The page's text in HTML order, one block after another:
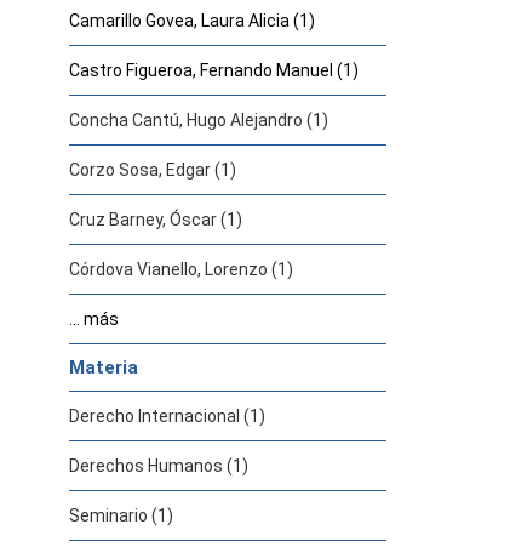
Camarillo Govea, Laura Alicia (1)
Castro Figueroa, Fernando Manuel (1)
Concha Cantú, Hugo Alejandro (1)
Corzo Sosa, Edgar (1)
Cruz Barney, Óscar (1)
Córdova Vianello, Lorenzo (1)
... más
Materia
Derecho Internacional (1)
Derechos Humanos (1)
Seminario (1)